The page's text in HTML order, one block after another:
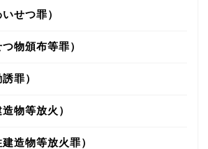
せつ罪）
物頒布等罪）
罪）
物等放火）
造物等放火罪）